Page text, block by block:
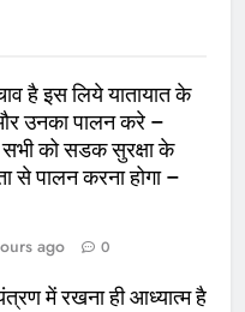
है इस लिये यातायात के
उनका पालन करे –
सभी को सडक सुरक्षा के
से पालन करना होगा –
ago 0
में रखना ही आध्यात्म है